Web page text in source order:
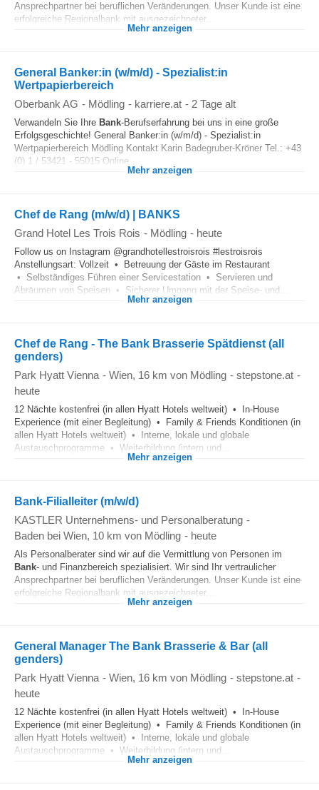
Ansprechpartner bei beruflichen Veränderungen. Unser Kunde ist eine
erfolgreiche Regionalbank mit ausgezeichneter...
Mehr anzeigen
General Banker:in (w/m/d) - Spezialist:in
Wertpapierbereich
Oberbank AG - Mödling - karriere.at - 2 Tage alt
Verwandeln Sie Ihre Bank-Berufserfahrung bei uns in eine große
Erfolgsgeschichte! General Banker:in (w/m/d) - Spezialist:in
Wertpapierbereich Mödling Kontakt Karin Badegruber-Kröner Tel.: +43
(0) 1 / 53421 - 55015 Online...
Mehr anzeigen
Chef de Rang (m/w/d) | BANKS
Grand Hotel Les Trois Rois - Mödling - heute
Follow us on Instagram @grandhotellestroisrois #lestroisrois
Anstellungsart: Vollzeit • Betreuung der Gäste im Restaurant
• Selbständiges Führen einer Servicestation • Servieren und
Abräumen von Speisen • Sicherer Umgang mit der Speise- und...
Mehr anzeigen
Chef de Rang - The Bank Brasserie Spätdienst (all
genders)
Park Hyatt Vienna - Wien, 16 km von Mödling - stepstone.at -
heute
12 Nächte kostenfrei (in allen Hyatt Hotels weltweit) • In-House
Experience (mit einer Begleitung) • Family & Friends Konditionen (in
allen Hyatt Hotels weltweit) • Interne, lokale und globale
Austauschprogramme • Weiterbildung (intern und...
Mehr anzeigen
Bank-Filialleiter (m/w/d)
KASTLER Unternehmens- und Personalberatung -
Baden bei Wien, 10 km von Mödling - heute
Als Personalberater sind wir auf die Vermittlung von Personen im
Bank- und Finanzbereich spezialisiert. Wir sind Ihr vertraulicher
Ansprechpartner bei beruflichen Veränderungen. Unser Kunde ist eine
erfolgreiche Regionalbank mit ausgezeichneter...
Mehr anzeigen
General Manager The Bank Brasserie & Bar (all
genders)
Park Hyatt Vienna - Wien, 16 km von Mödling - stepstone.at -
heute
12 Nächte kostenfrei (in allen Hyatt Hotels weltweit) • In-House
Experience (mit einer Begleitung) • Family & Friends Konditionen (in
allen Hyatt Hotels weltweit) • Interne, lokale und globale
Austauschprogramme • Weiterbildung (intern und...
Mehr anzeigen